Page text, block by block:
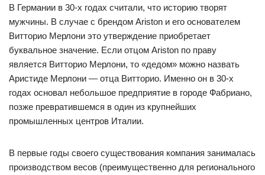
В Германии в 30-х годах считали, что историю творят
мужчины. В случае с брендом Ariston и его основателем
Витторио Мерлони это утверждение приобретает
буквальное значение. Если отцом Ariston по праву
является Витторио Мерлони, то «дедом» можно назвать
Аристиде Мерлони — отца Витторио. Именно он в 30-х
годах основал небольшое предприятие в городе Фабриано,
позже превратившемся в один из крупнейших
промышленных центров Италии.
В первые годы своего существования компания занималась
производством весов (преимущественно для регионального